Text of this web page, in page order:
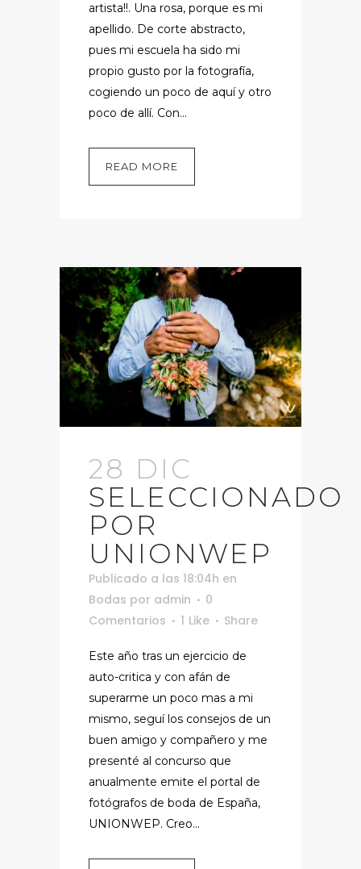
artista!!. Una rosa, porque es mi
apellido. De corte abstracto,
pues mi escuela ha sido mi
propio gusto por la fotografía,
cogiendo un poco de aquí y otro
poco de allí. Con...
READ MORE
28 DIC
SELECCIONADO
POR
UNIONWEP
Publicado a las 18:04h en
Bodas por admin
0
Comentarios
1 Like Share
Este año tras un ejercicio de
auto-critica y con afán de
superarme un poco mas a mi
mismo, seguí los consejos de un
buen amigo y compañero y me
presenté al concurso que
anualmente emite el portal de
fotógrafos de boda de España,
UNIONWEP. Creo...